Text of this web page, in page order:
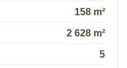
158 m²
2 628 m²
5